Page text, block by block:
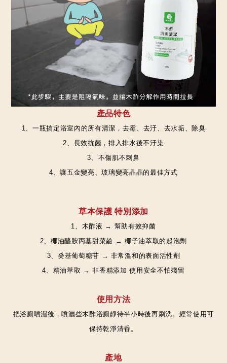
產品特色
1、一瓶搞定浴室內的所有清潔，去霉、去汙、去水垢、除臭
2、長效抗菌，排入排水後不汙染
3、不傷肌不刺鼻
4、讓五金變亮、玻璃變亮晶晶的最佳方式
草本保護 特別添加
1、木酢液 → 幫助有效抑菌
2、椰油醯胺丙基甜菜鹼 → 椰子油萃取的起泡劑
3、癸基葡萄糖苷 → 非常溫和的表面活性劑
4、精油萃取 → 非香精添加 使用安全不怕殘留
使用方法
把浴廁噴濕後，噴灑些木酢浴廁靜待半小時後再刷洗。經常使用可
保持乾淨清香。
產地